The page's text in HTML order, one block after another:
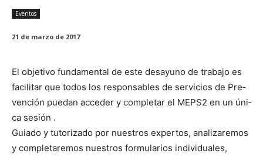
Eventos
21 de marzo de 2017
El obje­ti­vo fun­da­men­tal de este desayuno de tra­ba­jo es
facil­i­tar que todos los respon­s­ables de ser­vi­cios de Pre­
ven­ción puedan acced­er y com­ple­tar el MEPS2 en un úni­
ca sesión .
Guia­do y tutor­iza­do por nue­stros exper­tos, analizare­mos
y com­pletare­mos nue­stros for­mu­la­rios indi­vid­uales,